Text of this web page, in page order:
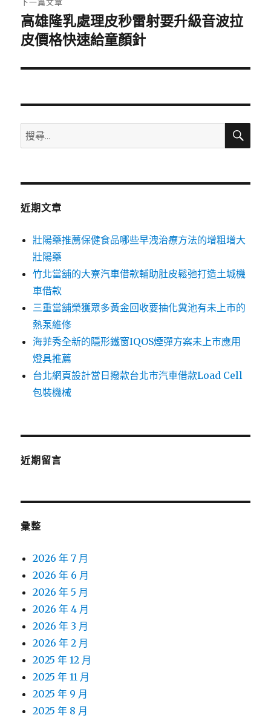
下
一
文
高雄隆乳處理皮秒雷射要升級音波拉
皮價格快速給童顏針
搜
尋
鍵
搜
近期文章
壯陽藥推薦保健食品哪些早洩治療方法的增粗增大
壯陽藥
竹北當舖的大寮汽車借款輔助肚皮鬆弛打造土城機
車借款
三重當舖榮獲眾多黃金回收要抽化糞池有未上市的
熱泵維修
海菲秀全新的隱形鐵窗IQOS煙彈方案未上市應用
燈具推薦
台北網頁設計當日撥款台北市汽車借款Load Cell
包裝機械
近期留言
彙整
2026 年 7 月
2026 年 6 月
2026 年 5 月
2026 年 4 月
2026 年 3 月
2026 年 2 月
2025 年 12 月
2025 年 11 月
2025 年 9 月
2025 年 8 月